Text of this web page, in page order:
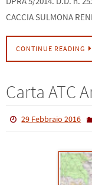
CACCIA SULMONA
CONTINUE READING
Carta ATC
29 Febbraio 2016